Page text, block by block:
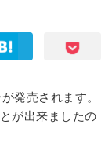
発売されます。
が出来ましたの